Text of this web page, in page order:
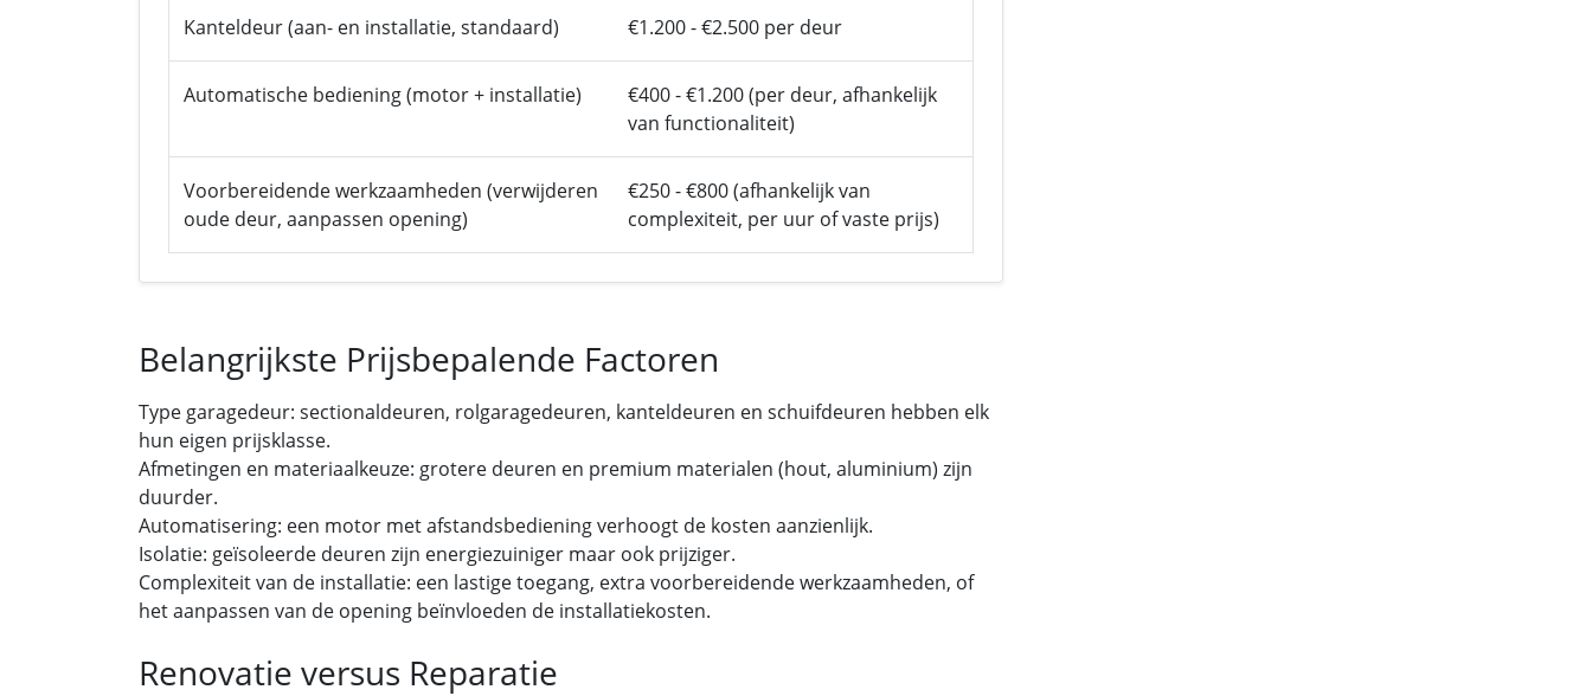
Kanteldeur (aan- en installatie, standaard) €1.200 - €2.500 per deur
Automatische bediening (motor + installatie)
€400 - €1.200 (per deur, afhankelijk
van functionaliteit)
Voorbereidende werkzaamheden (verwijderen
oude deur, aanpassen opening)
€250 - €800 (afhankelijk van
complexiteit, per uur of vaste prijs)
Belangrijkste Prijsbepalende Factoren
Type garagedeur: sectionaldeuren, rolgaragedeuren, kanteldeuren en schuifdeuren hebben elk
hun eigen prijsklasse.
Afmetingen en materiaalkeuze: grotere deuren en premium materialen (hout, aluminium) zijn
duurder.
Automatisering: een motor met afstandsbediening verhoogt de kosten aanzienlijk.
Isolatie: geïsoleerde deuren zijn energiezuiniger maar ook prijziger.
Complexiteit van de installatie: een lastige toegang, extra voorbereidende werkzaamheden, of
het aanpassen van de opening beïnvloeden de installatiekosten.
Renovatie versus Reparatie